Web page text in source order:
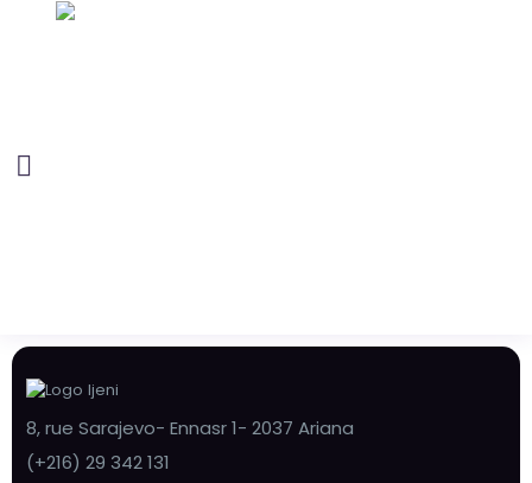
8, rue Sarajevo- Ennasr 1- 2037 Ariana
(+216) 29 342 131